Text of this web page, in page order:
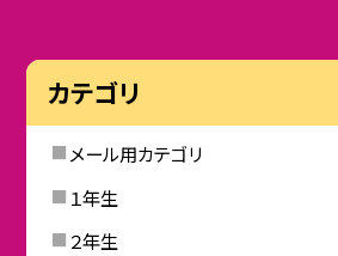
カテゴリ
メール用カテゴリ
１年生
２年生